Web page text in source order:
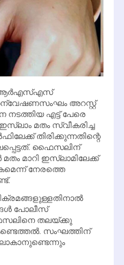
ആര്‍എസ്എസ്
അറസ്റ്റ്
എട്ട് പേരെ
മതം സ്വീകരിച്ച
തിരിക്കുന്നതിന്റെ
ഫൈസലിന്
മാറി ഇസ്ലാമിലേക്ക്
നേരത്തെ
പോലീസ്
തലയ്ക്കു
കണ്ടെത്തല്‍. സംഘത്തിന്